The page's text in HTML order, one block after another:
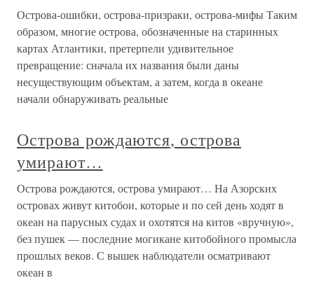
Острова-ошибки, острова-призраки, острова-мифы Таким
образом, многие острова, обозначенные на старинных
картах Атлантики, претерпели удивительное
превращение: сначала их названия были даны
несуществующим объектам, а затем, когда в океане
начали обнаруживать реальные
Острова рождаются, острова
умирают…
Острова рождаются, острова умирают… На Азорских
островах живут китобои, которые и по сей день ходят в
океан на парусных судах и охотятся на китов «вручную»,
без пушек — последние могикане китобойного промысла
прошлых веков. С вышек наблюдатели осматривают
океан в